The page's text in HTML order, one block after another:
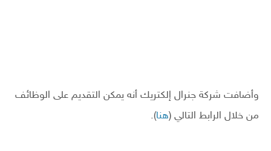
وأضافت شركة جنرال إلكتريك أنه يمكن التقديم على الوظائف
من خلال الرابط التالي (هنا).